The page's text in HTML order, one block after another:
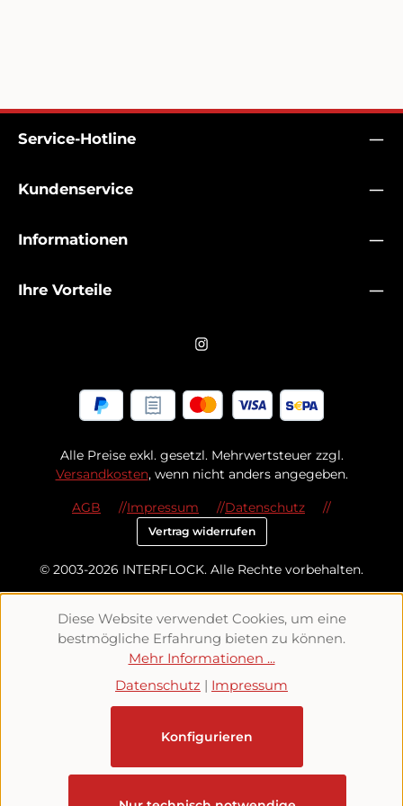
Service-Hotline
Kundenservice
Informationen
Ihre Vorteile
Alle Preise exkl. gesetzl. Mehrwertsteuer zzgl.
Versandkosten, wenn nicht anders angegeben.
© 2003-2026 INTERFLOCK. Alle Rechte vorbehalten.
AGB Impressum Datenschutz
Vertrag widerrufen
Diese Website verwendet Cookies, um eine
bestmögliche Erfahrung bieten zu können.
Mehr Informationen ...
Datenschutz | Impressum
Konfigurieren